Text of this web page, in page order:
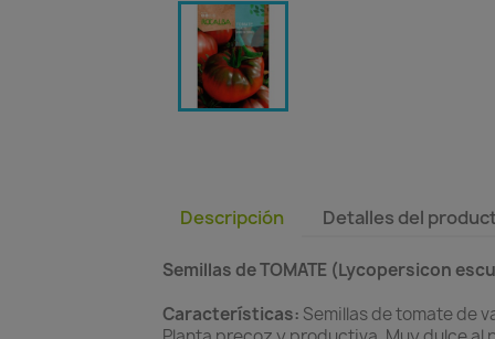
Descripción Detalles del
Semillas de TOMATE (Lycopersicon
Características: Semillas de tomate de